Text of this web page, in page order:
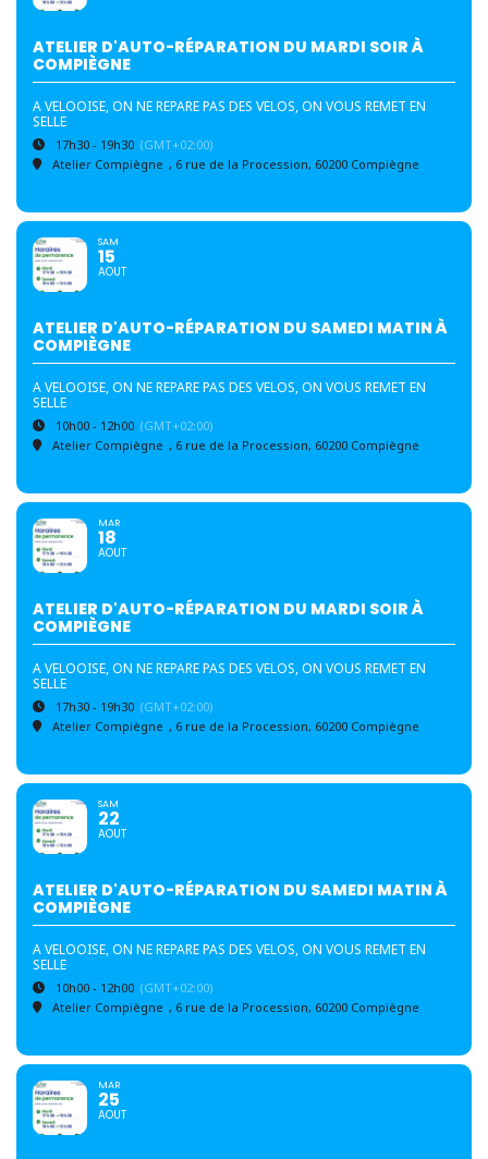
ATELIER D'AUTO-RÉPARATION DU MARDI SOIR À
COMPIÈGNE
A VELOOISE, ON NE REPARE PAS DES VELOS, ON VOUS REMET EN
SELLE
17h30 - 19h30 (GMT+02:00)
Atelier Compiègne , 6 rue de la Procession, 60200 Compiègne
SAM
15
AOUT
ATELIER D'AUTO-RÉPARATION DU SAMEDI MATIN À
COMPIÈGNE
A VELOOISE, ON NE REPARE PAS DES VELOS, ON VOUS REMET EN
SELLE
10h00 - 12h00 (GMT+02:00)
Atelier Compiègne , 6 rue de la Procession, 60200 Compiègne
MAR
18
AOUT
ATELIER D'AUTO-RÉPARATION DU MARDI SOIR À
COMPIÈGNE
A VELOOISE, ON NE REPARE PAS DES VELOS, ON VOUS REMET EN
SELLE
17h30 - 19h30 (GMT+02:00)
Atelier Compiègne , 6 rue de la Procession, 60200 Compiègne
SAM
22
AOUT
ATELIER D'AUTO-RÉPARATION DU SAMEDI MATIN À
COMPIÈGNE
A VELOOISE, ON NE REPARE PAS DES VELOS, ON VOUS REMET EN
SELLE
10h00 - 12h00 (GMT+02:00)
Atelier Compiègne , 6 rue de la Procession, 60200 Compiègne
MAR
25
AOUT